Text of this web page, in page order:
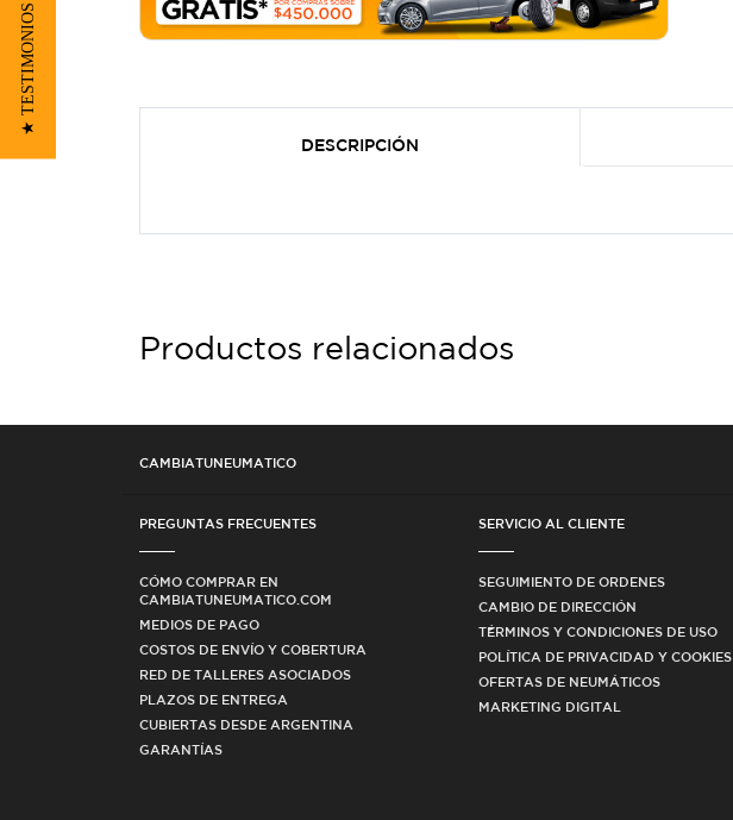
DESCRIPCIÓN
Productos relacionados
CAMBIATUNEUMATICO
PREGUNTAS FRECUENTES
CÓMO COMPRAR EN
CAMBIATUNEUMATICO.COM
MEDIOS DE PAGO
COSTOS DE ENVÍO Y COBERTURA
RED DE TALLERES ASOCIADOS
PLAZOS DE ENTREGA
CUBIERTAS DESDE ARGENTINA
GARANTÍAS
SERVICIO AL CLIENTE
SEGUIMIENTO DE ORDENES
CAMBIO DE DIRECCIÓN
TÉRMINOS Y CONDICIONES DE USO
POLÍTICA DE PRIVACIDAD Y COOKIES
OFERTAS DE NEUMÁTICOS
MARKETING DIGITAL
★ TESTIMONIOS